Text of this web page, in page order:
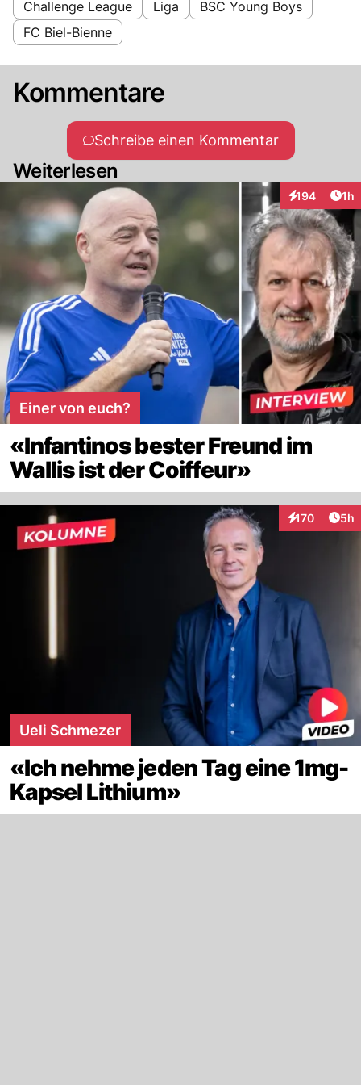
Challenge League Liga
BSC Young Boys
FC Biel-Bienne
Kommentare
Schreibe einen Kommentar
Weiterlesen
194
Interaktionen
1h
Einer von euch?
«Infantinos bester Freund im
Wallis ist der Coiffeur»
170
Interaktionen
5h
Ueli Schmezer
«Ich nehme jeden Tag eine 1mg-
Kapsel Lithium»